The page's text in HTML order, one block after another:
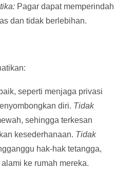
Pagar dapat memperindah
dan tidak berlebihan.
seperti menjaga privasi
diri. Tidak
sehingga terkesan
kesederhanaan. Tidak
hak-hak tetangga,
ke rumah mereka.